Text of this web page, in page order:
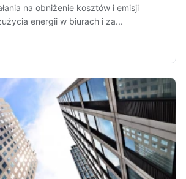
na obniżenie kosztów i emisji
energii w biurach i za...